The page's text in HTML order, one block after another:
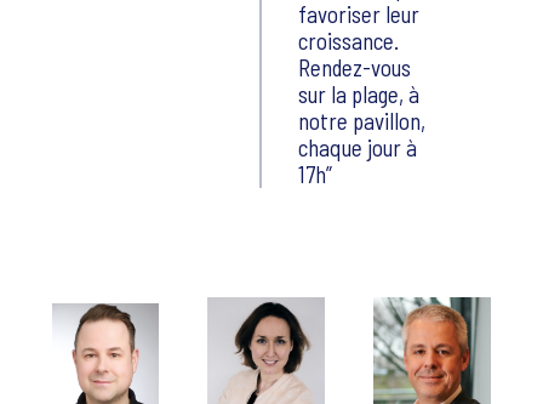
favoriser leur
croissance.
Rendez-vous
sur la plage, à
notre pavillon,
chaque jour à
17h